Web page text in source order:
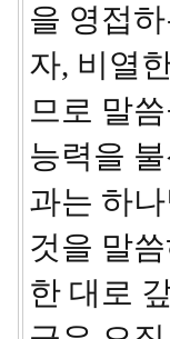
을 영접
자, 비열
므로 말
능력을
과는 하
것을 말
한 대로